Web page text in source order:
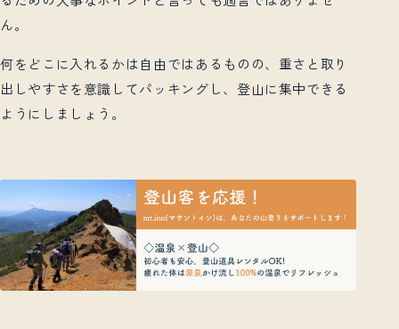
ん。
何をどこに入れるかは自由ではあるものの、重さと取り
出しやすさを意識してパッキングし、登山に集中できる
ようにしましょう。